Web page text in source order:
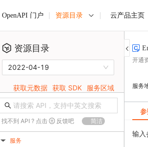
OpenAPI 门户 资源目录 云产品主页
资源目录
2022-04-19
获取元数据 获取 SDK 服务区域
找不到 API ? 点击 反馈吧 简洁
▶ 服务
开通
服务
输入